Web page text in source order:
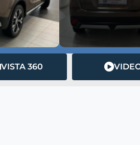
VISTA 360